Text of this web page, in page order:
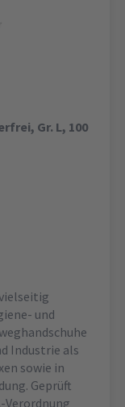
Gr. L, 100
und
Industrie als
sowie in
Geprüft
Verordnung